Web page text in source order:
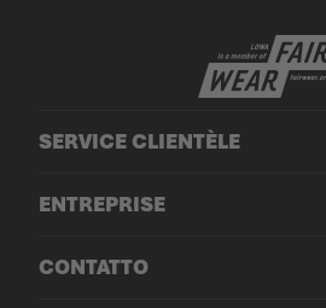
SERVICE CLIENTÈLE
ENTREPRISE
CONTATTO